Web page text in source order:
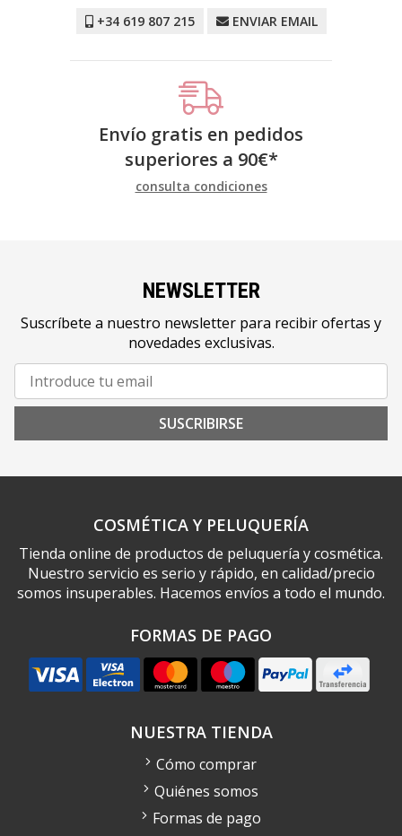
+34 619 807 215 ENVIAR EMAIL
Envío gratis en pedidos
superiores a 90€*
consulta condiciones
NEWSLETTER
Suscríbete a nuestro newsletter para recibir ofertas y
novedades exclusivas.
SUSCRIBIRSE
COSMÉTICA Y PELUQUERÍA
Tienda online de productos de peluquería y cosmética.
Nuestro servicio es serio y rápido, en calidad/precio
somos insuperables. Hacemos envíos a todo el mundo.
FORMAS DE PAGO
NUESTRA TIENDA
Cómo comprar
Quiénes somos
Formas de pago